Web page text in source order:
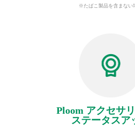
※たばこ製品を含まない
Ploom アクセサ
ステータスア